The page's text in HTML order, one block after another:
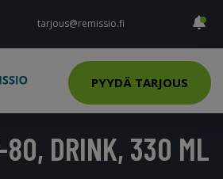
tarjous@remissio.fi
PYYDÄ TARJOUS
DRINK, 330 ML